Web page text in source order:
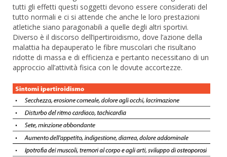
tutti gli effetti questi soggetti devono essere considerati del
tutto normali e ci si attende che anche le loro prestazioni
atletiche siano paragonabili a quelle degli altri sportivi.
Diverso è il discorso dell’ipertiroidismo, dove l’azione della
malattia ha depauperato le fibre muscolari che risultano
ridotte di massa e di efficienza e pertanto necessitano di un
approccio all’attività fisica con le dovute accortezze.